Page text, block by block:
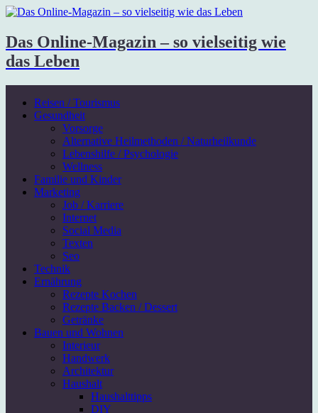
Das Online-Magazin – so vielseitig wie
das Leben
Reisen / Tourismus
Gesundheit
Vorsorge
Alternative Heilmethoden / Naturheilkunde
Lebenshilfe / Psychologie
Wellness
Familie und Kinder
Marketing
Job / Karriere
Internet
Social Media
Texten
Seo
Technik
Ernährung
Rezepte Kochen
Rezepte Backen / Dessert
Getränke
Bauen und Wohnen
Interieur
Handwerk
Architektur
Haushalt
Haushalttipps
DIY